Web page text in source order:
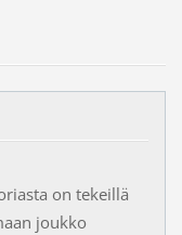
on tekeillä
joukko